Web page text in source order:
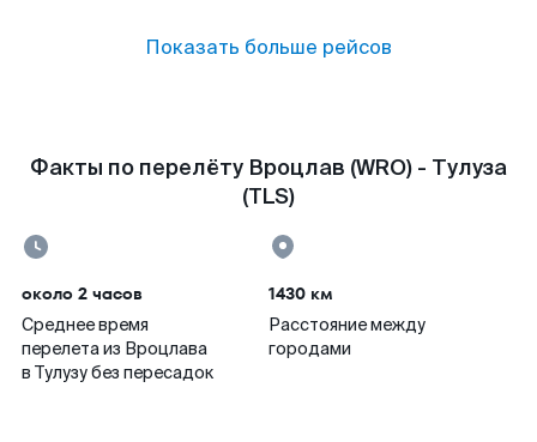
Показать больше рейсов
Факты по перелёту Вроцлав (WRO) - Тулуза
(TLS)
около 2 часов
Среднее время
перелета из Вроцлава
в Тулузу без пересадок
1430 км
Расстояние между
городами